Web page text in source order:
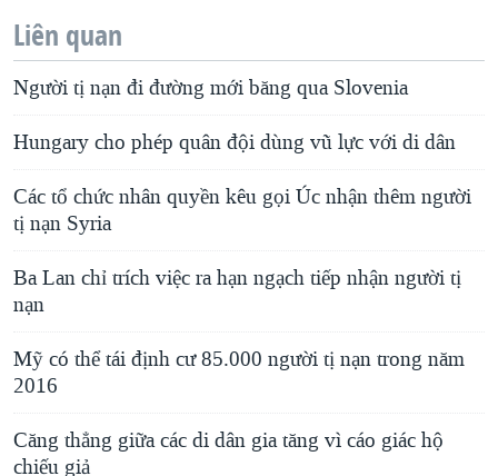
Liên quan
Người tị nạn đi đường mới băng qua Slovenia
Hungary cho phép quân đội dùng vũ lực với di dân
Các tổ chức nhân quyền kêu gọi Úc nhận thêm người
tị nạn Syria
Ba Lan chỉ trích việc ra hạn ngạch tiếp nhận người tị
nạn
Mỹ có thể tái định cư 85.000 người tị nạn trong năm
2016
Căng thẳng giữa các di dân gia tăng vì cáo giác hộ
chiếu giả